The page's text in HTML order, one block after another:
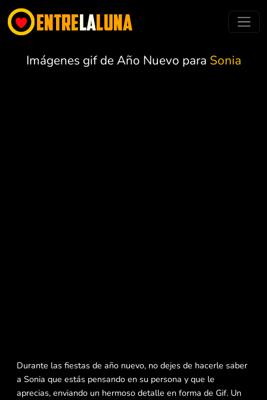
Imágenes gif de Año Nuevo para Sonia
Durante las fiestas de año nuevo, no dejes de hacerle saber
a Sonia que estás pensando en su persona y que le
aprecias, enviando un hermoso detalle en forma de Gif. Un